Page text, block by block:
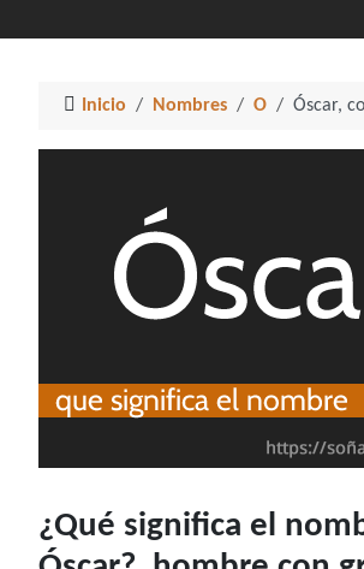
Inicio Nombres O Óscar,
¿Qué significa el